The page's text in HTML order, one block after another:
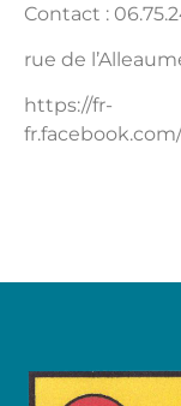
Contact :
rue de
https://fr-